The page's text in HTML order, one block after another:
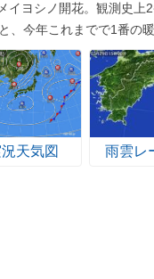
イヨシノ開花。観測史
、今年これまでで1番の暖
天気図 雨雲レ